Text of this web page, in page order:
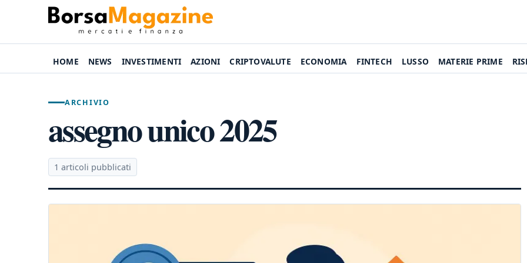
HOME NEWS INVESTIMENTI AZIONI CRIPTOVALUTE ECONOMIA FINTECH LUSSO MATERIE PRIME
ARCHIVIO
assegno unico 2025
1 articoli pubblicati